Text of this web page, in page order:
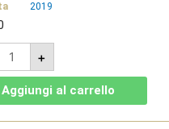
2019
Vegan
Salento
+
Aggiungi al carrello